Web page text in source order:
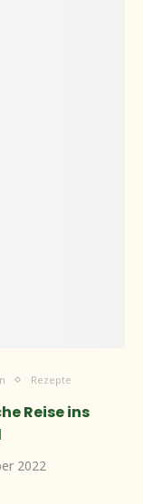
Rezepte
Reise ins
2022